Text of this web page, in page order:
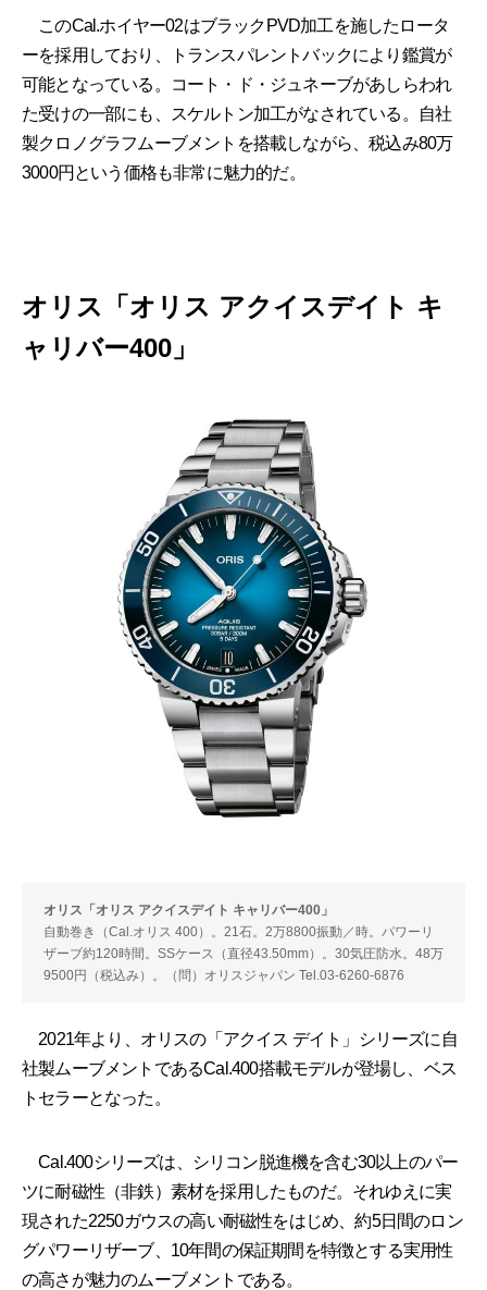
このCal.ホイヤー02はブラックPVD加工を施したロータ
ーを採用しており、トランスパレントバックにより鑑賞が
可能となっている。コート・ド・ジュネーブがあしらわれ
た受けの一部にも、スケルトン加工がなされている。自社
製クロノグラフムーブメントを搭載しながら、税込み80万
3000円という価格も非常に魅力的だ。
オリス「オリス アクイスデイト キ
ャリバー400」
オリス「オリス アクイスデイト キャリバー400」
自動巻き（Cal.オリス 400）。21石。2万8800振動／時。パワーリ
ザーブ約120時間。SSケース（直径43.50mm）。30気圧防水。48万
9500円（税込み）。（問）オリスジャパン Tel.03-6260-6876
2021年より、オリスの「アクイス デイト」シリーズに自
社製ムーブメントであるCal.400搭載モデルが登場し、ベス
トセラーとなった。
Cal.400シリーズは、シリコン脱進機を含む30以上のパー
ツに耐磁性（非鉄）素材を採用したものだ。それゆえに実
現された2250ガウスの高い耐磁性をはじめ、約5日間のロン
グパワーリザーブ、10年間の保証期間を特徴とする実用性
の高さが魅力のムーブメントである。